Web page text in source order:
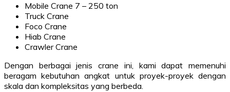
Mobile Crane 7 – 250 ton
Truck Crane
Foco Crane
Hiab Crane
Crawler Crane
Dengan berbagai jenis crane ini, kami dapat memenuhi
beragam kebutuhan angkat untuk proyek-proyek dengan
skala dan kompleksitas yang berbeda.